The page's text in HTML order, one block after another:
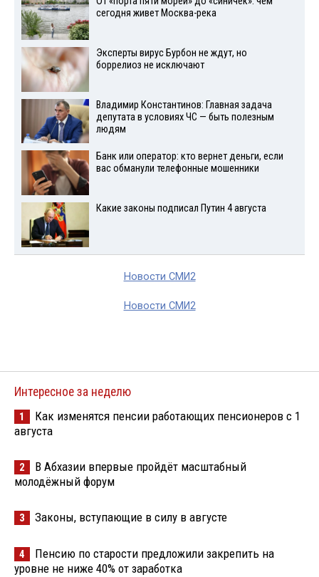
сегодня живет Москва-река
Эксперты вирус Бурбон не ждут, но
боррелиоз не исключают
Владимир Константинов: Главная задача
депутата в условиях ЧС — быть полезным
людям
Банк или оператор: кто вернет деньги, если
вас обманули телефонные мошенники
Какие законы подписал Путин 4 августа
Новости СМИ2
Новости СМИ2
Интересное за неделю
1
Как изменятся пенсии работающих пенсионеров с 1
августа
2
В Абхазии впервые пройдёт масштабный
молодёжный форум
3 Законы, вступающие в силу в августе
4
Пенсию по старости предложили закрепить на
уровне не ниже 40% от заработка